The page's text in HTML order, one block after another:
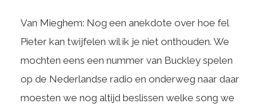
Van Mieghem: Nog een anekdote over hoe fel
Pieter kan twijfelen wil ik je niet onthouden. We
mochten eens een nummer van Buckley spelen
op de Nederlandse radio en onderweg naar daar
moesten we nog altijd beslissen welke song we